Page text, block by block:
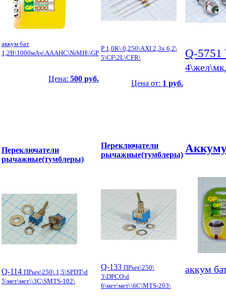
аккум бат
1,2В\1000мАч\AAAHC\NiMH\\GP
Цена: 500 руб.
Р 1,0К\ 0,250\AXI 2,3x 6,2\
5\CF\2L\CFR\
Цена от: 1 руб.
Q-
Переключатели
рычажные(тумблеры)
Q-114 ПРыч\250\ 1,5\SPDT\d
5\мет\мет\\3C\SMTS-102\
Переключатели
рычажные(тумблеры)
Q-133 ПРыч\250\
3\DPCO\d
6\мет\мет\\6C\MTS-203\
аккум